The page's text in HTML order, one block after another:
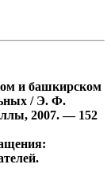
и башкирском
/ Э. Ф.
2007. — 152